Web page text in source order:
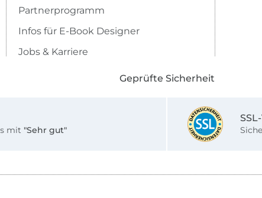
Partnerprogramm
Infos für E-Book Designer
Jobs & Karriere
Geprüfte Sicherheit
mit "Sehr gut"